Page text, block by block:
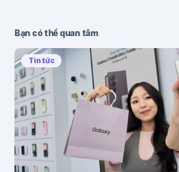
Bạn có thể quan tâm
Tin tức